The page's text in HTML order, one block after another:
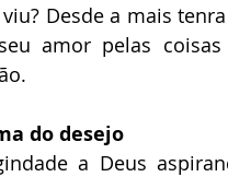
Desde a mais
amor pelas
do desejo
a Deus